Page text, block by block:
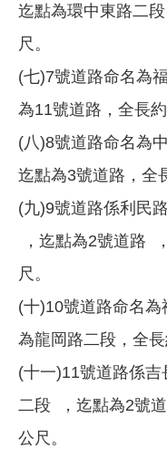
迄點為環中東路二
尺。
(七)7號道路命名為
為11號道路，全長
(八)8號道路命名為
迄點為3號道路，全
(九)9號道路係利民
，迄點為2號道路
尺。
(十)10號道路命名
為龍岡路二段，全
(十一)11號道路係
二段 ，迄點為2號
公尺。